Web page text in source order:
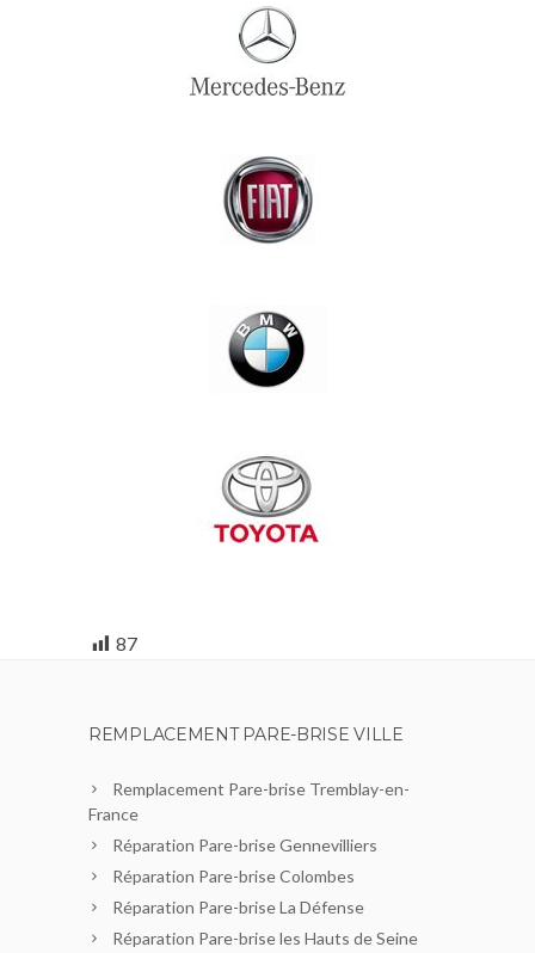
87
REMPLACEMENT PARE-BRISE VILLE
Remplacement Pare-brise Tremblay-en-
France
Réparation Pare-brise Gennevilliers
Réparation Pare-brise Colombes
Réparation Pare-brise La Défense
Réparation Pare-brise les Hauts de Seine